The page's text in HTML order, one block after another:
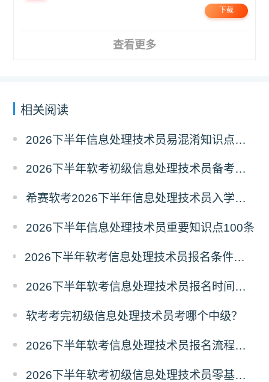
下载
查看更多
相关阅读
2026下半年信息处理技术员易混淆知识点资料
2026下半年软考初级信息处理技术员备考经典100题
希赛软考2026下半年信息处理技术员入学摸底测试卷
2026下半年信息处理技术员重要知识点100条
2026下半年软考信息处理技术员报名条件有哪些？需要准备什么材料？
2026下半年软考信息处理技术员报名时间及条件
软考考完初级信息处理技术员考哪个中级？
2026下半年软考信息处理技术员报名流程及注意事项
2026下半年软考初级信息处理技术员零基础备考建议